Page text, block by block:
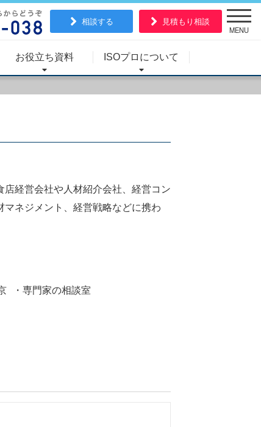
相談する 見積もり相談
MENU
お役立ち資料 ISOプロについて
経営会社や人材紹介会社、経営コン
ネジメント、経営戦略などに携わ
・専門家の相談室